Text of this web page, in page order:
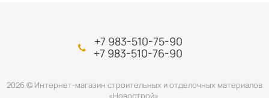
+7 983-510-75-90
+7 983-510-76-90
2026 © Интернет-магазин строительных и отделочных материалов
«Новострой».